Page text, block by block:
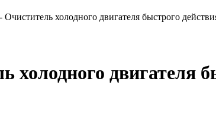
Очиститель холодного двигателя быстрого
холодного двигателя